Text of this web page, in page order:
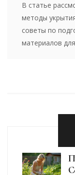
В статье
методы
советы по
материалов